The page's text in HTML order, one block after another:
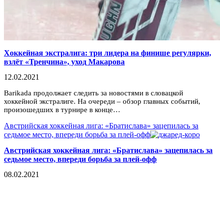
Хоккейная экстралига: три лидера на финише регулярки,
взлёт «Тренчина», уход Макарова
12.02.2021
Barikada продолжает следить за новостями в словацкой
хоккейной экстралиге. На очереди – обзор главных событий,
произошедших в турнире в конце…
Австрийская хоккейная лига: «Братислава» зацепилась за
седьмое место, впереди борьба за плей-офф
Австрийская хоккейная лига: «Братислава» зацепилась за
седьмое место, впереди борьба за плей-офф
08.02.2021